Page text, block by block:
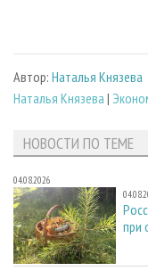
Автор: Наталья Князева
Наталья Князева |
НОВОСТИ ПО ТЕМЕ
04.08.2026
при